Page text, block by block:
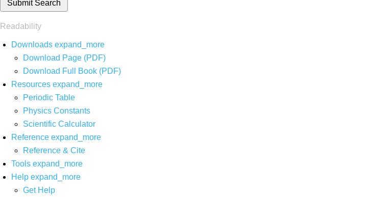
Submit Search
Readability
Downloads expand_more
Download Page (PDF)
Download Full Book (PDF)
Resources expand_more
Periodic Table
Physics Constants
Scientific Calculator
Reference expand_more
Reference & Cite
Tools expand_more
Help expand_more
Get Help